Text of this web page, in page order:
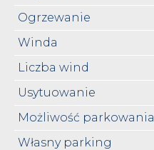
Ogrzewanie
Winda
Liczba wind
Usytuowanie
Możliwość parkowania
Własny parking